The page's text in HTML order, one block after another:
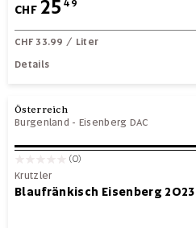
CHF 25 49
CHF 33.99 / Liter
Details
Österreich
Burgenland - Eisenberg DAC
(0)
Krutzler
Blaufränkisch Eisenberg 2023